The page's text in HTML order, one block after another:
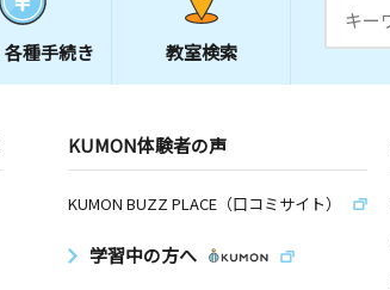
各種手続き 教室検索
KUMON体験者の声
KUMON BUZZ PLACE（口コミサイト）
学習中の方へ